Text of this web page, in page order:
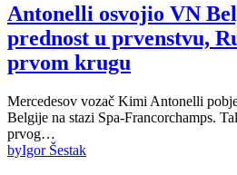
Antonelli osvojio VN
prednost u prvenstvu,
prvom krugu
Mercedesov vozač Kimi Antonelli
Belgije na stazi Spa-Francorchamps.
prvog…
byIgor Šestak